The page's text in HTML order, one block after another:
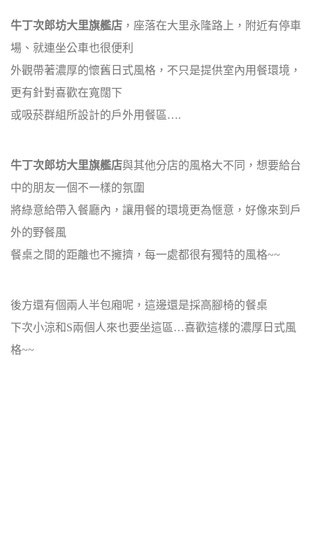
牛丁次郎坊大里旗艦店 ，座落在大里永隆路上，附近有停車
場、就連坐公車也很便利
外觀帶著濃厚的懷舊日式風格，不只是提供室內用餐環境，
更有針對喜歡在寬闊下
或吸菸群組所設計的戶外用餐區….
牛丁次郎坊大里旗艦店與其他分店的風格大不同，想要給台
中的朋友一個不一樣的氛圍
將綠意給帶入餐廳內，讓用餐的環境更為愜意，好像來到戶
外的野餐風
餐桌之間的距離也不擁擠，每一處都很有獨特的風格~~
後方還有個兩人半包廂呢，這邊還是採高腳椅的餐桌
下次小涼和S兩個人來也要坐這區…喜歡這樣的濃厚日式風
格~~